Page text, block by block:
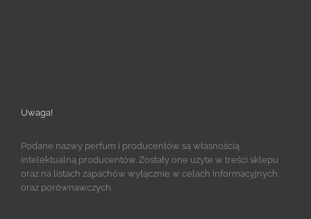
Uwaga!
Podane nazwy perfum i producentów są własnością
intelektualną producentów. Zostały one użyte w treści sklepu
oraz na listach zapachów wyłącznie w celach informacyjnych
oraz porównawczych.